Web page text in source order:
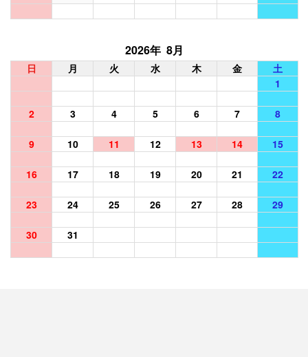
2026年 8月
日 月 火 水 木 金
土
1
2 3 4 5 6 7 8
9 10 11 12 13 14 15
16 17 18 19 20 21 22
23 24 25 26 27 28 29
30 31